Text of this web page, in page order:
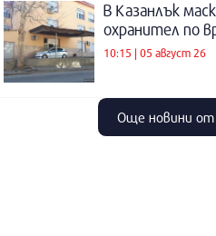
В Казанлък
охранител по
10:15 | 05 август 26
Още новини от